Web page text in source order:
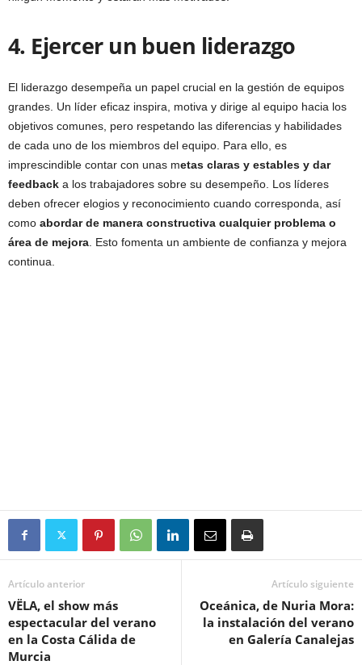
4. Ejercer un buen liderazgo
El liderazgo desempeña un papel crucial en la gestión de equipos
grandes. Un líder eficaz inspira, motiva y dirige al equipo hacia los
objetivos comunes, pero respetando las diferencias y habilidades
de cada uno de los miembros del equipo. Para ello, es
imprescindible contar con unas metas claras y estables y dar
feedback a los trabajadores sobre su desempeño. Los líderes
deben ofrecer elogios y reconocimiento cuando corresponda, así
como abordar de manera constructiva cualquier problema o
área de mejora . Esto fomenta un ambiente de confianza y mejora
continua.
Artículo anterior
VËLA, el show más
espectacular del verano
en la Costa Cálida de
Murcia
Artículo siguiente
Oceánica, de Nuria Mora:
la instalación del verano
en Galería Canalejas